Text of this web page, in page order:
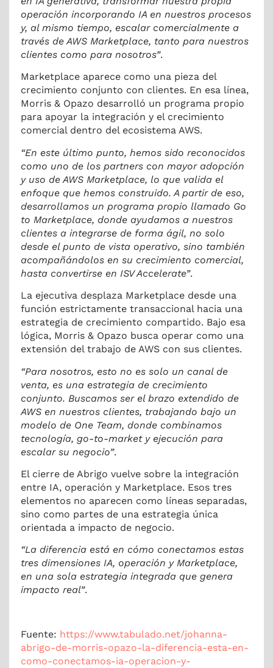
operación incorporando IA en nuestros procesos
y, al mismo tiempo, escalar comercialmente a
través de AWS Marketplace, tanto para nuestros
clientes como para nosotros”.
Marketplace aparece como una pieza del
crecimiento conjunto con clientes. En esa línea,
Morris & Opazo desarrolló un programa propio
para apoyar la integración y el crecimiento
comercial dentro del ecosistema AWS.
“En este último punto, hemos sido reconocidos
como uno de los partners con mayor adopción
y uso de AWS Marketplace, lo que valida el
enfoque que hemos construido. A partir de eso,
desarrollamos un programa propio llamado Go
to Marketplace, donde ayudamos a nuestros
clientes a integrarse de forma ágil, no solo
desde el punto de vista operativo, sino también
acompañándolos en su crecimiento comercial,
hasta convertirse en ISV Accelerate”.
La ejecutiva desplaza Marketplace desde una
función estrictamente transaccional hacia una
estrategia de crecimiento compartido. Bajo esa
lógica, Morris & Opazo busca operar como una
extensión del trabajo de AWS con sus clientes.
“Para nosotros, esto no es solo un canal de
venta, es una estrategia de crecimiento
conjunto. Buscamos ser el brazo extendido de
AWS en nuestros clientes, trabajando bajo un
modelo de One Team, donde combinamos
tecnología, go-to-market y ejecución para
escalar su negocio”.
El cierre de Abrigo vuelve sobre la integración
entre IA, operación y Marketplace. Esos tres
elementos no aparecen como líneas separadas,
sino como partes de una estrategia única
orientada a impacto de negocio.
“La diferencia está en cómo conectamos estas
tres dimensiones IA, operación y Marketplace,
en una sola estrategia integrada que genera
impacto real”.
Fuente: https://www.tabulado.net/johanna-
abrigo-de-morris-opazo-la-diferencia-esta-en-
como-conectamos-ia-operacion-y-